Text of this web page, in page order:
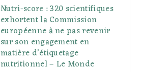
Nutri-score : 320 scientifiques
exhortent la Commission
européenne à ne pas revenir
sur son engagement en
matière d’étiquetage
nutritionnel – Le Monde